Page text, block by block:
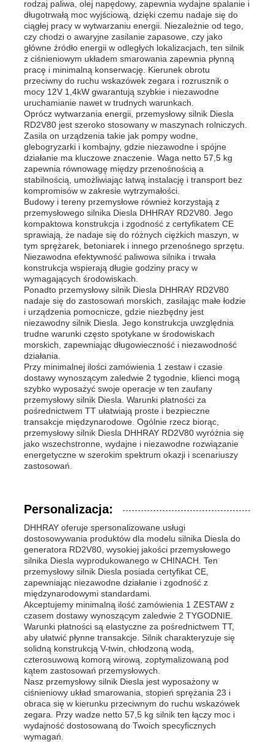
rodzaj paliwa, olej napędowy, zapewnia wydajne spalanie i
długotrwałą moc wyjściową, dzięki czemu nadaje się do
ciągłej pracy w wytwarzaniu energii. Niezależnie od tego,
czy chodzi o awaryjne zasilanie zapasowe, czy jako
główne źródło energii w odległych lokalizacjach, ten silnik
z ciśnieniowym układem smarowania zapewnia płynną
pracę i minimalną konserwację. Kierunek obrotu
przeciwny do ruchu wskazówek zegara i rozrusznik o
mocy 12V 1,4kW gwarantują szybkie i niezawodne
uruchamianie nawet w trudnych warunkach.
Oprócz wytwarzania energii, przemysłowy silnik Diesla
RD2V80 jest szeroko stosowany w maszynach rolniczych.
Zasila on urządzenia takie jak pompy wodne,
glebogryzarki i kombajny, gdzie niezawodne i spójne
działanie ma kluczowe znaczenie. Waga netto 57,5 kg
zapewnia równowagę między przenośnością a
stabilnością, umożliwiając łatwą instalację i transport bez
kompromisów w zakresie wytrzymałości.
Budowy i tereny przemysłowe również korzystają z
przemysłowego silnika Diesla DHHRAY RD2V80. Jego
kompaktowa konstrukcja i zgodność z certyfikatem CE
sprawiają, że nadaje się do różnych ciężkich maszyn, w
tym sprężarek, betoniarek i innego przenośnego sprzętu.
Niezawodna efektywność paliwowa silnika i trwała
konstrukcja wspierają długie godziny pracy w
wymagających środowiskach.
Ponadto przemysłowy silnik Diesla DHHRAY RD2V80
nadaje się do zastosowań morskich, zasilając małe łodzie
i urządzenia pomocnicze, gdzie niezbędny jest
niezawodny silnik Diesla. Jego konstrukcja uwzględnia
trudne warunki często spotykane w środowiskach
morskich, zapewniając długowieczność i niezawodność
działania.
Przy minimalnej ilości zamówienia 1 zestaw i czasie
dostawy wynoszącym zaledwie 2 tygodnie, klienci mogą
szybko wyposażyć swoje operacje w ten zaufany
przemysłowy silnik Diesla. Warunki płatności za
pośrednictwem TT ułatwiają proste i bezpieczne
transakcje międzynarodowe. Ogólnie rzecz biorąc,
przemysłowy silnik Diesla DHHRAY RD2V80 wyróżnia się
jako wszechstronne, wydajne i niezawodne rozwiązanie
energetyczne w szerokim spektrum okazji i scenariuszy
zastosowań.
Personalizacja:
DHHRAY oferuje spersonalizowane usługi
dostosowywania produktów dla modelu silnika Diesla do
generatora RD2V80, wysokiej jakości przemysłowego
silnika Diesla wyprodukowanego w CHINACH. Ten
przemysłowy silnik Diesla posiada certyfikat CE,
zapewniając niezawodne działanie i zgodność z
międzynarodowymi standardami.
Akceptujemy minimalną ilość zamówienia 1 ZESTAW z
czasem dostawy wynoszącym zaledwie 2 TYGODNIE.
Warunki płatności są elastyczne za pośrednictwem TT,
aby ułatwić płynne transakcje. Silnik charakteryzuje się
solidną konstrukcją V-twin, chłodzoną wodą,
czterosuwową komorą wirową, zoptymalizowaną pod
kątem zastosowań przemysłowych.
Nasz przemysłowy silnik Diesla jest wyposażony w
ciśnieniowy układ smarowania, stopień sprężania 23 i
obraca się w kierunku przeciwnym do ruchu wskazówek
zegara. Przy wadze netto 57,5 kg silnik ten łączy moc i
wydajność dostosowaną do Twoich specyficznych
wymagań.